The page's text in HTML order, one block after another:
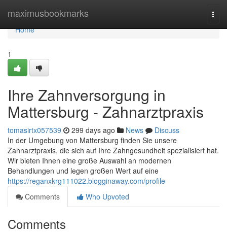
maximusbookmarks
Home
Home
1
Ihre Zahnversorgung in
Mattersburg - Zahnarztpraxis
tomasirtx057539 299 days ago News
Discuss
In der Umgebung von Mattersburg finden Sie unsere
Zahnarztpraxis, die sich auf Ihre Zahngesundheit spezialisiert hat.
Wir bieten Ihnen eine große Auswahl an modernen
Behandlungen und legen großen Wert auf eine
https://reganxkrg111022.blogginaway.com/profile
Comments
Who Upvoted
Comments